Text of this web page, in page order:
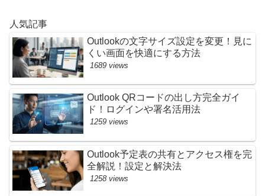
人気記事
Outlookの文字サイズ設定を変更！見に
くい画面を快適にする方法
1689 views
Outlook QRコードの出し方完全ガイ
ド！ログインや署名活用法
1259 views
Outlook予定表の共有とアクセス権を完
全解説！設定と解決法
1258 views